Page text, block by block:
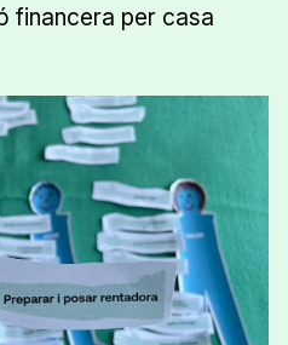
financera per casa